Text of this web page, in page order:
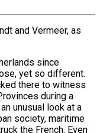
and Vermeer, as
since
yet so different.
there to witness
during a
unusual look at a
society, maritime
the French. Even